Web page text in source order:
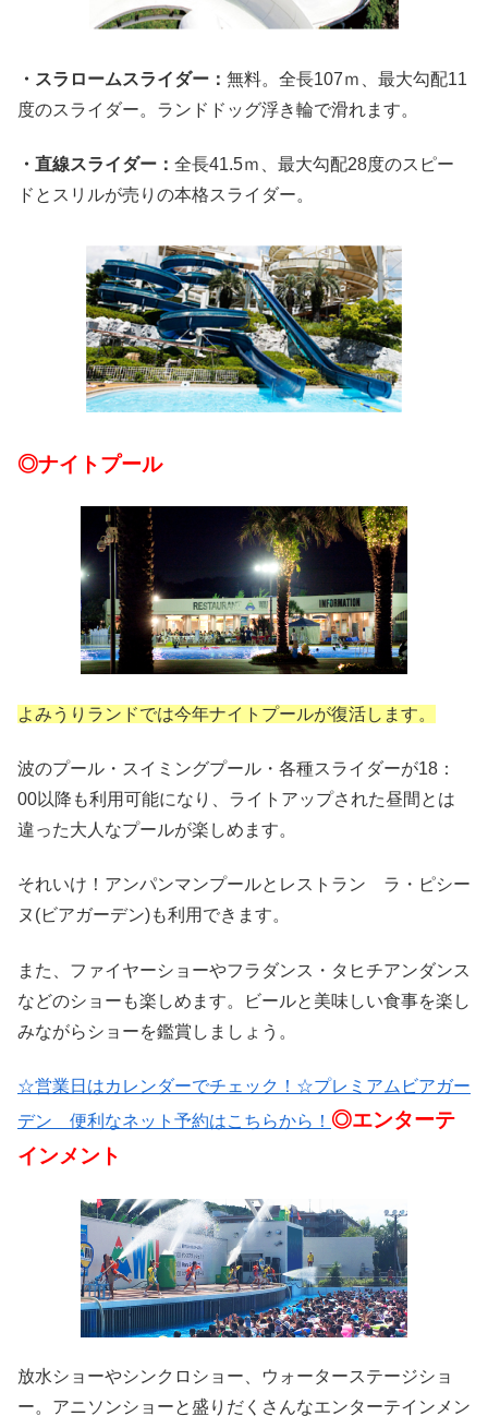
・スラロームスライダー： 無料。全長107ｍ、最大勾配11
度のスライダー。ランドドッグ浮き輪で滑れます。
・直線スライダー： 全長41.5ｍ、最大勾配28度のスピー
ドとスリルが売りの本格スライダー。
◎ナイトプール
よみうりランドでは今年ナイトプールが復活します。
波のプール・スイミングプール・各種スライダーが18：
00以降も利用可能になり、ライトアップされた昼間とは
違った大人なプールが楽しめます。
それいけ！アンパンマンプールとレストラン ラ・ピシー
ヌ(ビアガーデン)も利用できます。
また、ファイヤーショーやフラダンス・タヒチアンダンス
などのショーも楽しめます。ビールと美味しい食事を楽し
みながらショーを鑑賞しましょう。
☆営業日はカレンダーでチェック！ ☆プレミアムビアガー
デン 便利なネット予約はこちらから！ ◎エンターテ
インメント
放水ショーやシンクロショー、ウォーターステージショ
ー。アニソンショーと盛りだくさんなエンターテインメン